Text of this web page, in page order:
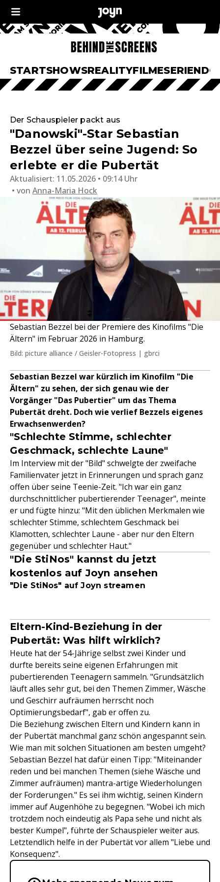
STARTSHOWSREALITYFILMESERIEN
Der Schauspieler packt aus
"Danowski"-Star Sebastian
Bezzel über seine Jugend: So
erlebte er die Pubertät
Aktualisiert: 11.05.2026 • 09:14 Uhr
von Anna-Maria Hock
Sebastian Bezzel bei der Premiere des Kinofilms "Die
Ältern" im Februar 2026 in Hamburg.
Bild: picture alliance / Geisler-Fotopress | gbrci
Sebastian Bezzel war kürzlich im Kinofilm "Die
Ältern" zu sehen, der sich genau wie der
Vorgänger "Das Pubertier" um das Thema
Pubertät dreht. Doch wie verlief Bezzels eigenes
Erwachsenwerden?
"Schlechte Stimme, schlechter
Geschmack, schlechte Laune"
Im Interview mit der "Bild" schwelgte der zweifache
Familienvater jetzt in Erinnerungen und sprach ganz
offen über seine Teenie-Zeit. "Ich war ein ganz
durchschnittlicher pubertierender Teenager", meinte
er und fügte hinzu: "Mit den üblichen Merkmalen wie
schlechter Stimme, schlechtem Geschmack bei
Klamotten, schlechter Laune - aber nur den Eltern
gegenüber und schlechter Haut."
"Die StiNos" kannst du jetzt
kostenlos auf Joyn ansehen
"Die StiNos" auf Joyn streamen
Eltern-Kind-Beziehung in der
Pubertät: Was hilft wirklich?
Heute hat der 54-Jährige selbst zwei Kinder und
durfte bereits seine eigenen Erfahrungen mit
pubertierenden Teenagern sammeln. "Grundsätzlich
läuft alles sehr gut, bei den Themen Zimmer, Wäsche
und Geschirr aufräumen herrscht noch
Optimierungsbedarf", gab er offen zu.
Die Beziehung zwischen Eltern und Kindern kann in
der Pubertät manchmal ganz schön angespannt sein.
Wie man mit solchen Situationen am besten umgeht?
Sebastian Bezzel hat dafür einen Tipp: "Miteinander
reden und bei manchen Themen (siehe Wäsche und
Zimmer aufräumen) mantra-artige Wiederholungen
der Forderungen." Es sei ihm wichtig, seinen Kindern
immer auf Augenhöhe zu begegnen. "Wobei ich mich
trotzdem noch eindeutig als Papa sehe und nicht als
bester Kumpel", führte der Schauspieler weiter aus.
Letztendlich helfe in der Pubertät vor allem "Liebe und
Konsequenz".